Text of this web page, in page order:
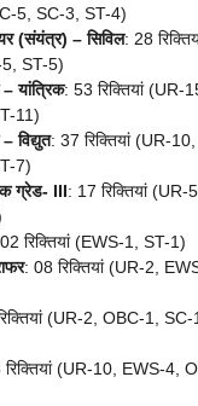
5, SC-3, ST-4)
(संयंत्र) – सिविल: 28
ST-5)
यांत्रिक: 53 रिक्तियां
11)
विद्युत: 37 रिक्तियां (UR-
7)
ग्रेड- III: 17 रिक्तियां
रिक्तियां (EWS-1, ST-1)
: 08 रिक्तियां (UR-2,
(UR-2, OBC-1,
(UR-10, EWS-4,